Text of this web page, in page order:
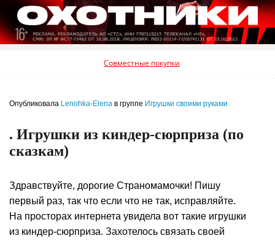
Совместные покупки
Опубликовала Lenohka-Elena в группе Игрушки своими руками
. Игрушки из киндер-сюрприза (по
сказкам)
Здравствуйте, дорогие Страномамочки! Пишу
первый раз, так что если что не так, исправляйте.
На просторах интернета увидела вот такие игрушки
из киндер-сюрприза. Захотелось связать своей